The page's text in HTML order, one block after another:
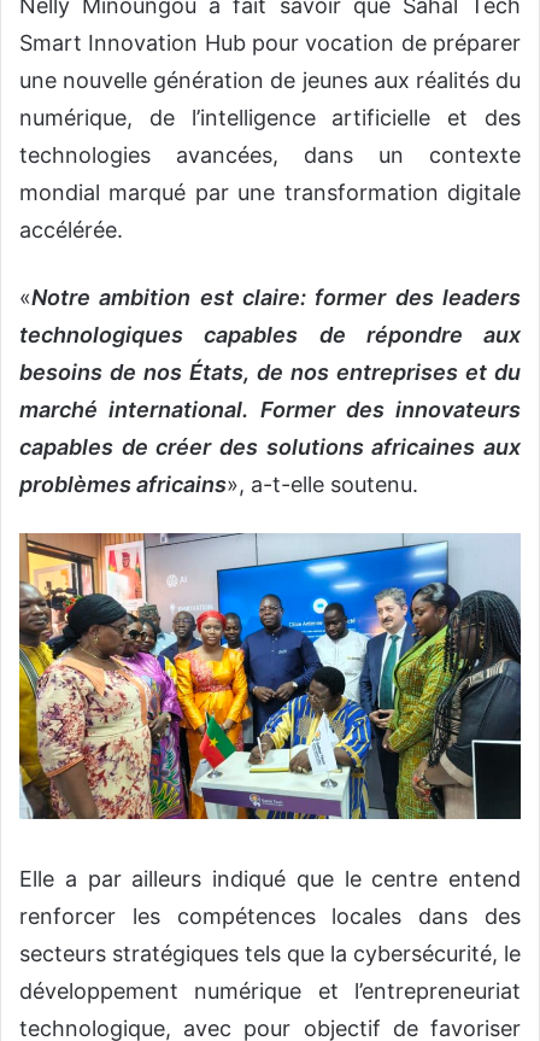
Smart Innovation Hub pour vocation de préparer
une nouvelle génération de jeunes aux réalités du
numérique, de l’intelligence artificielle et des
technologies avancées, dans un contexte
mondial marqué par une transformation digitale
accélérée.
«Notre ambition est claire: former des leaders
technologiques capables de répondre aux
besoins de nos États, de nos entreprises et du
marché international. Former des innovateurs
capables de créer des solutions africaines aux
problèmes africains», a-t-elle soutenu.
Elle a par ailleurs indiqué que le centre entend
renforcer les compétences locales dans des
secteurs stratégiques tels que la cybersécurité, le
développement numérique et l’entrepreneuriat
technologique, avec pour objectif de favoriser